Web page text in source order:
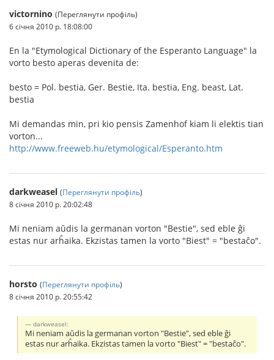
victornino (Переглянути профіль)
6 січня 2010 р. 18:08:00
En la "Etymological Dictionary of the Esperanto Language" la
vorto besto aperas devenita de:
besto = Pol. bestia, Ger. Bestie, Ita. bestia, Eng. beast, Lat.
bestia
Mi demandas min, pri kio pensis Zamenhof kiam li elektis tian
vorton...
http://www.freeweb.hu/etymological/Esperanto.htm
darkweasel (Переглянути профіль)
8 січня 2010 р. 20:02:48
Mi neniam aŭdis la germanan vorton "Bestie", sed eble ĝi
estas nur arĥaika. Ekzistas tamen la vorto "Biest" = "bestaĉo".
horsto (Переглянути профіль)
8 січня 2010 р. 20:55:42
darkweasel:
Mi neniam aŭdis la germanan vorton "Bestie", sed eble ĝi
estas nur arĥaika. Ekzistas tamen la vorto "Biest" = "bestaĉo".